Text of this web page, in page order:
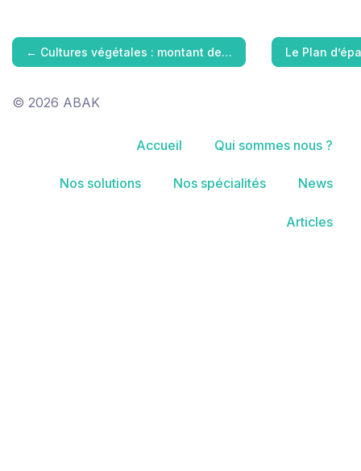
← Cultures végétales : montant de… Le Plan
© 2026 ABAK
Accueil Qui sommes nous ?
Nos solutions Nos spécialités News
Articles